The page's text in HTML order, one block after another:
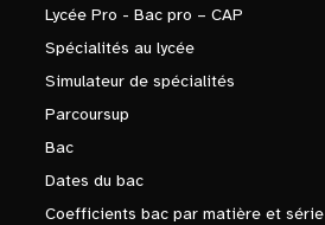
Lycée Pro - Bac pro – CAP
Spécialités au lycée
Simulateur de spécialités
Parcoursup
Bac
Dates du bac
Coefficients bac par matière et série